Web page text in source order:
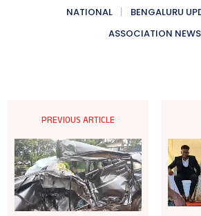
NATIONAL
BENGALURU
ASSOCIATION NEWS
PREVIOUS ARTICLE